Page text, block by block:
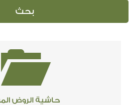
حاشية الروض